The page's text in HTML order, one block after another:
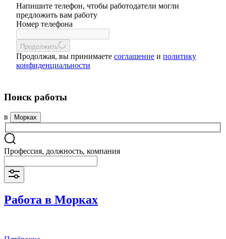
Напишите телефон, чтобы работодатели могли
предложить вам работу
Номер телефона
Продолжить
Продолжая, вы принимаете соглашение и политику
конфиденциальности
Поиск работы
в Морках
Профессия, должность, компания
Работа в Морках